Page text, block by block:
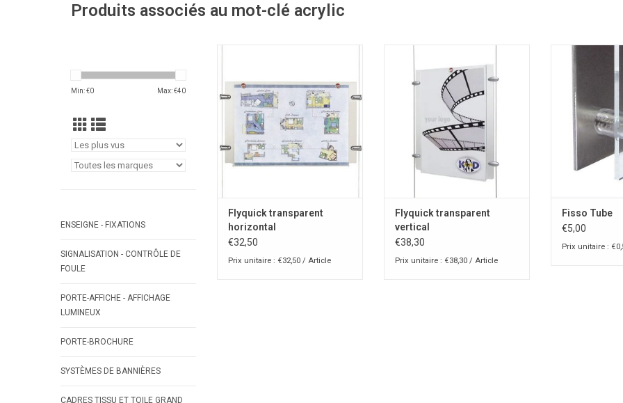
Produits associés au mot-clé acrylic
Min: €0 Max: €40
ENSEIGNE - FIXATIONS
SIGNALISATION - CONTRÔLE DE
FOULE
PORTE-AFFICHE - AFFICHAGE
LUMINEUX
PORTE-BROCHURE
SYSTÈMES DE BANNIÈRES
CADRES TISSU ET TOILE GRAND
transparent
AJOUTER AU PANIER
Flyquick transparent
horizontal
€32,50
Prix unitaire : €32,50 / Article
verticale en verre acrylique
transparent
AJOUTER AU PANIER
Flyquick transparent
vertical
€38,30
Prix unitaire : €38,30 / Article
Fisso Tube
€5,00
Prix unitaire :